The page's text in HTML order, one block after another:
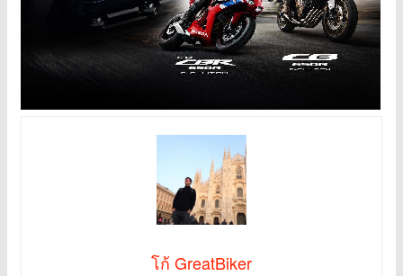
โก้ GreatBiker